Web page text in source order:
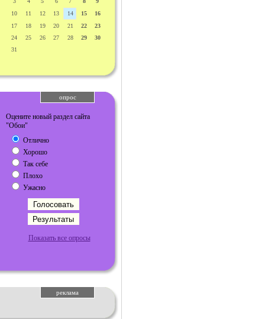
10
11 12 13 14 15
16
17
18 19 20 21 22
23
24
25 26 27 28 29
30
31
опрос
Оцените новый раздел сайта
"Обои"
Отлично
Хорошо
Так себе
Плохо
Ужасно
Показать все опросы
реклама